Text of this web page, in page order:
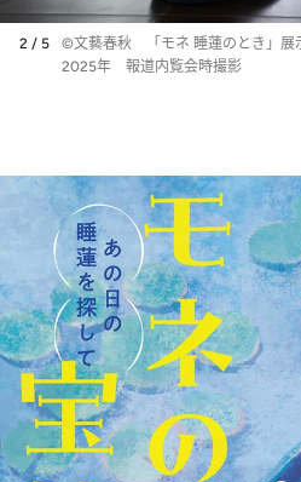
2 / 5
©文藝春秋 「モネ 睡蓮のとき」展
2025年 報道内覧会時撮影